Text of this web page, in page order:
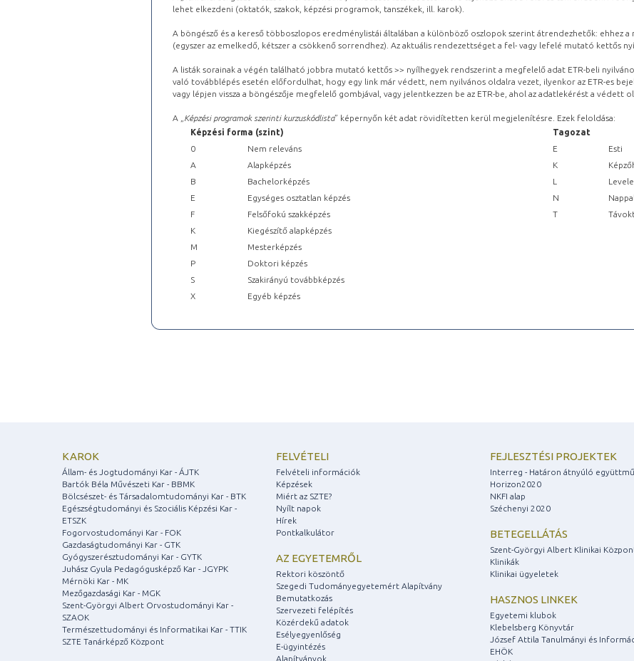
lehet elkezdeni (oktatók, szakok, képzési programok, tanszékek, ill. karok).
A böngésző és a kereső többoszlopos eredménylistái általában a különböző oszlopok szerint átrendezhetők: ehhez
(egyszer az emelkedő, kétszer a csökkenő sorrendhez). Az aktuális rendezettséget a fel- vagy lefelé mutató kettős
A listák sorainak a végén található jobbra mutató kettős >> nyílhegyek rendszerint a megfelelő adat ETR-beli
való továbblépés esetén előfordulhat, hogy egy link már védett, nem nyilvános oldalra vezet, ilyenkor az ETR-es
vagy lépjen vissza a böngészője megfelelő gombjával, vagy jelentkezzen be az ETR-be, ahol az adatlekérést a védett
A „ Képzési programok szerinti kurzuskódlista” képernyőn két adat rövidítetten kerül megjelenítésre. Ezek feloldása:
Képzési forma (szint)
Tagozat
0
Nem releváns E
Esti
A
Alapképzés K
B
Bachelorképzés L
E
Egységes osztatlan képzés N
F
Felsőfokú szakképzés T
K
Kiegészítő alapképzés
M
Mesterképzés
P
Doktori képzés
S
Szakirányú továbbképzés
X
Egyéb képzés
KAROK
Állam- és Jogtudományi Kar - ÁJTK
Bartók Béla Művészeti Kar - BBMK
Bölcsészet- és Társadalomtudományi Kar - BTK
Egészségtudományi és Szociális Képzési Kar -
ETSZK
Fogorvostudományi Kar - FOK
Gazdaságtudományi Kar - GTK
Gyógyszerésztudományi Kar - GYTK
Juhász Gyula Pedagógusképző Kar - JGYPK
Mérnöki Kar - MK
Mezőgazdasági Kar - MGK
Szent-Györgyi Albert Orvostudományi Kar -
SZAOK
Természettudományi és Informatikai Kar - TTIK
SZTE Tanárképző Központ
FELVÉTELI
Felvételi információk
Képzések
Miért az SZTE?
Nyílt napok
Hírek
Pontkalkulátor
AZ EGYETEMRŐL
Rektori köszöntő
Szegedi Tudományegyetemért Alapítvány
Bemutatkozás
Szervezeti felépítés
Közérdekű adatok
Esélyegyenlőség
E-ügyintézés
Alapítványok
FEJLESZTÉSI PROJEKTEK
Interreg - Határon átnyúló
Horizon2020
NKFI alap
Széchenyi 2020
BETEGELLÁTÁS
Szent-Györgyi Albert Klinikai
Klinikák
Klinikai ügyeletek
HASZNOS LINKEK
Egyetemi klubok
Klebelsberg Könyvtár
József Attila Tanulmányi és
EHÖK